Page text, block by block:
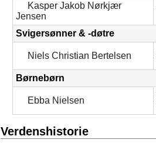
Kasper Jakob Nørkjær
Jensen
Svigersønner & -døtre
Niels Christian Bertelsen
Børnebørn
Ebba Nielsen
Verdenshistorie